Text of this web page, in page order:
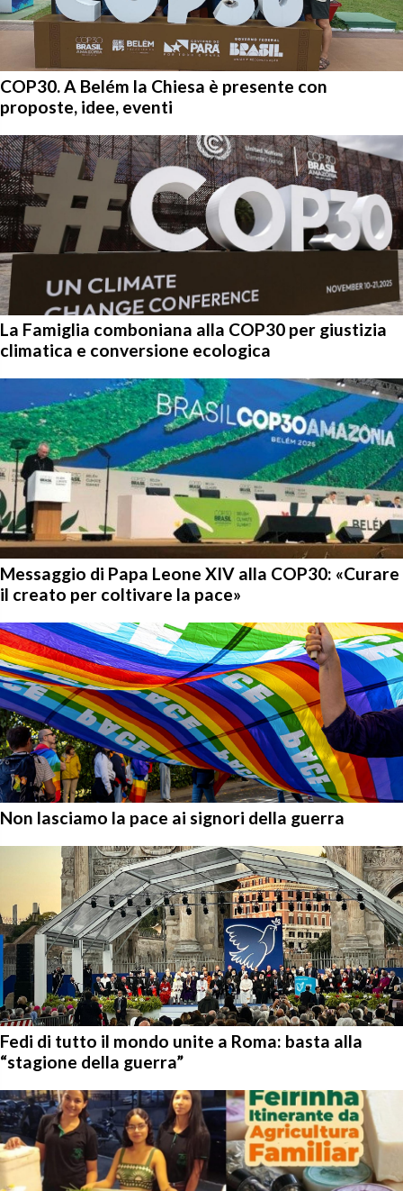
COP30. A Belém la Chiesa è presente con
proposte, idee, eventi
La Famiglia comboniana alla COP30 per giustizia
climatica e conversione ecologica
Messaggio di Papa Leone XIV alla COP30: «Curare
il creato per coltivare la pace»
Non lasciamo la pace ai signori della guerra
Fedi di tutto il mondo unite a Roma: basta alla
“stagione della guerra”